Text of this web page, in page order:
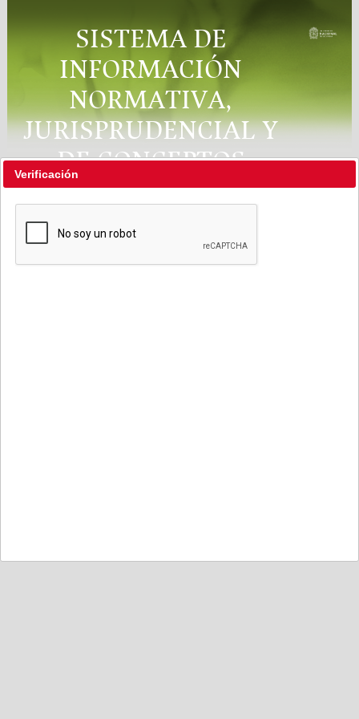
SISTEMA DE
INFORMACIÓN
NORMATIVA,
JURISPRUDENCIAL Y
DE CONCEPTOS
"RÉGIMEN LEGAL"
Verificación